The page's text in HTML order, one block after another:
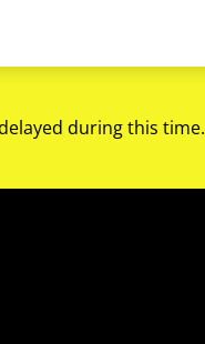
during this time.